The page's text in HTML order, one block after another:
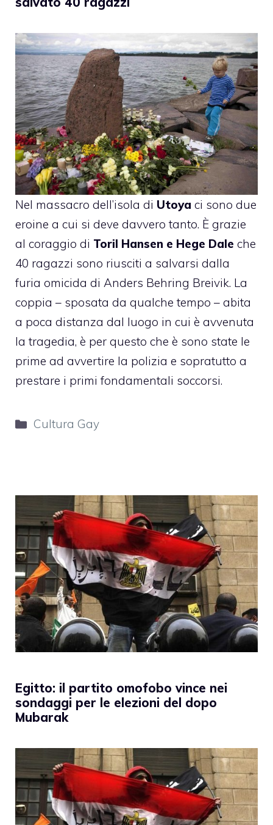
Nel massacro dell’isola di Utoya ci sono due
eroine a cui si deve davvero tanto. È grazie
al coraggio di Toril Hansen e Hege Dale che
40 ragazzi sono riusciti a salvarsi dalla
furia omicida di Anders Behring Breivik. La
coppia – sposata da qualche tempo – abita
a poca distanza dal luogo in cui è avvenuta
la tragedia, è per questo che è sono state le
prime ad avvertire la polizia e sopratutto a
prestare i primi fondamentali soccorsi.
Categorie
Cultura Gay
Egitto: il partito omofobo vince nei
sondaggi per le elezioni del dopo
Mubarak